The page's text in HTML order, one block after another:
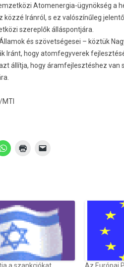
Atomenergia-ügynökség a
közzé Iránról, s ez valószínűleg
szerep­lők állás­pontjára.
és szövetségesei – köztük
Iránt, hogy atom­fegyverek
állítja, hogy áram­fejlesztés­hez van